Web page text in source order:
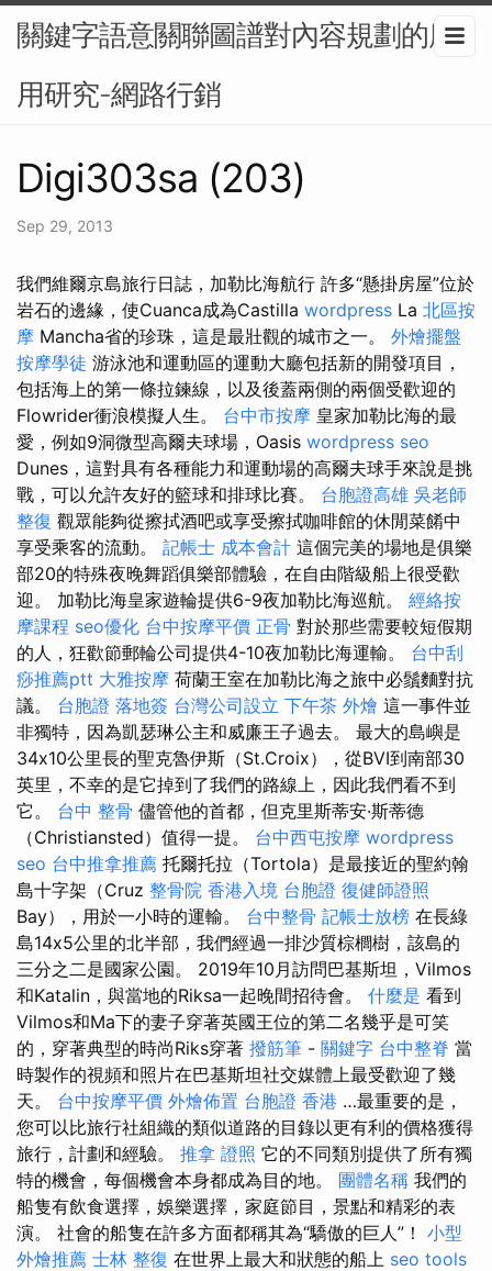
關鍵字語意關聯圖譜對內容規劃的應
用研究-網路行銷
Digi303sa (203)
Sep 29, 2013
我們維爾京島旅行日誌，加勒比海航行 許多“懸掛房屋”位於
岩石的邊緣，使Cuanca成為Castilla wordpress La 北區按
摩 Mancha省的珍珠，這是最壯觀的城市之一。 外燴擺盤
按摩學徒 游泳池和運動區的運動大廳包括新的開發項目，
包括海上的第一條拉鍊線，以及後蓋兩側的兩個受歡迎的
Flowrider衝浪模擬人生。 台中市按摩 皇家加勒比海的最
愛，例如9洞微型高爾夫球場，Oasis wordpress seo
Dunes，這對具有各種能力和運動場的高爾夫球手來說是挑
戰，可以允許友好的籃球和排球比賽。 台胞證高雄 吳老師
整復 觀眾能夠從擦拭酒吧或享受擦拭咖啡館的休閒菜餚中
享受乘客的流動。 記帳士 成本會計 這個完美的場地是俱樂
部20的特殊夜晚舞蹈俱樂部體驗，在自由階級船上很受歡
迎。 加勒比海皇家遊輪提供6-9夜加勒比海巡航。 經絡按
摩課程 seo優化 台中按摩平價 正骨 對於那些需要較短假期
的人，狂歡節郵輪​​公司提供4-10夜加勒比海運輸。 台中刮
痧推薦ptt 大雅按摩 荷蘭王室在加勒比海之旅中必鬚麵對抗
議。 台胞證 落地簽 台灣公司設立 下午茶 外燴 這一事件並
非獨特，因為凱瑟琳公主和威廉王子過去。 最大的島嶼是
34x10公里長的聖克魯伊斯（St.Croix），從BVI到南部30
英里，不幸的是它掉到了我們的路線上，因此我們看不到
它。 台中 整骨 儘管他的首都，但克里斯蒂安·斯蒂德
（Christiansted）值得一提。 台中西屯按摩 wordpress
seo 台中推拿推薦 托爾托拉（Tortola）是最接近的聖約翰
島十字架（Cruz 整骨院 香港入境 台胞證 復健師證照
Bay），用於一小時的運輸。 台中整骨 記帳士放榜 在長綠
島14x5公里的北半部，我們經過一排沙質棕櫚樹，該島的
三分之二是國家公園。 2019年10月訪問巴基斯坦，Vilmos
和Katalin，與當地的Riksa一起晚間招待會。 什麼是 看到
Vilmos和Ma下的妻子穿著英國王位的第二名幾乎是可笑
的，穿著典型的時尚Riks穿著 撥筋筆 - 關鍵字 台中整脊 當
時製作的視頻和照片在巴基斯坦社交媒體上最受歡迎了幾
天。 台中按摩平價 外燴佈置 台胞證 香港 …最重要的是，
您可以比旅行社組織的類似道路的目錄以更有利的價格獲得
旅行，計劃和經驗。 推拿 證照 它的不同類別提供了所有獨
特的機會，每個機會本身都成為目的地。 團體名稱 我們的
船隻有飲食選擇，娛樂選擇，家庭節目，景點和精彩的表
演。 社會的船隻在許多方面都稱其為“驕傲的巨人”！ 小型
外燴推薦 士林 整復 在世界上最大和狀態的船上 seo tools